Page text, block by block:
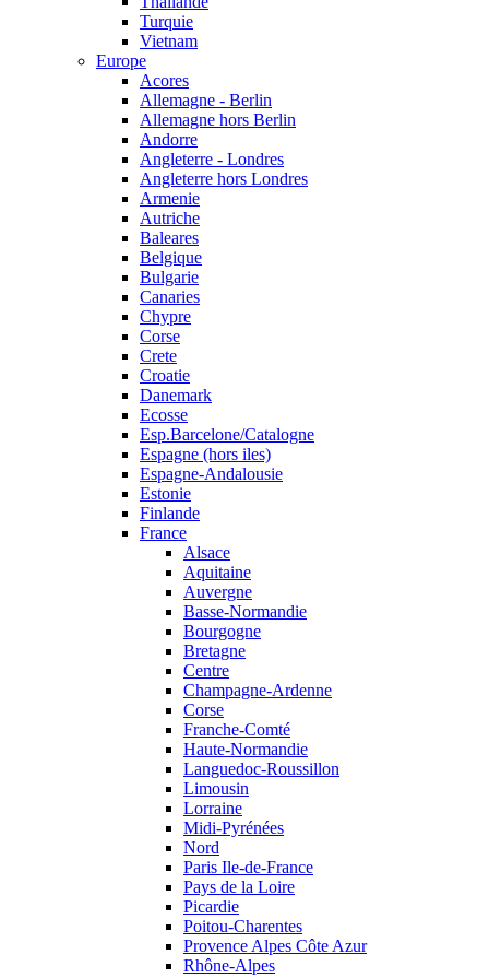
Turquie
Vietnam
Europe
Acores
Allemagne - Berlin
Allemagne hors Berlin
Andorre
Angleterre - Londres
Angleterre hors Londres
Armenie
Autriche
Baleares
Belgique
Bulgarie
Canaries
Chypre
Corse
Crete
Croatie
Danemark
Ecosse
Esp.Barcelone/Catalogne
Espagne (hors iles)
Espagne-Andalousie
Estonie
Finlande
France
Alsace
Aquitaine
Auvergne
Basse-Normandie
Bourgogne
Bretagne
Centre
Champagne-Ardenne
Corse
Franche-Comté
Haute-Normandie
Languedoc-Roussillon
Limousin
Lorraine
Midi-Pyrénées
Nord
Paris Ile-de-France
Pays de la Loire
Picardie
Poitou-Charentes
Provence Alpes Côte Azur
Rhône-Alpes